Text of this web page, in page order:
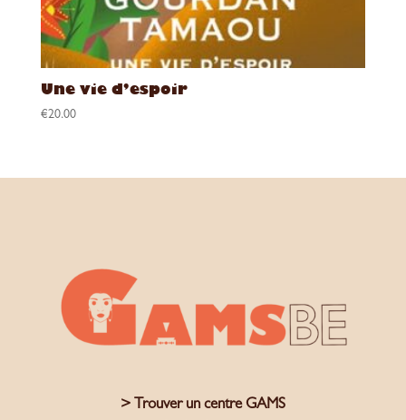
Une vie d’espoir
€20.00
> Trouver un centre GAMS